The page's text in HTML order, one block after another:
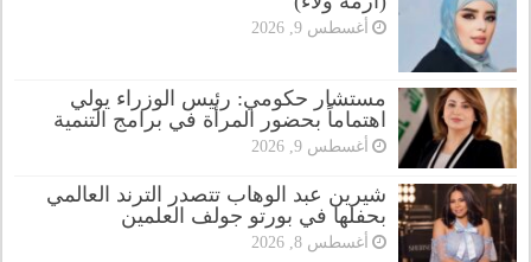
أغسطس 9, 2026
مستشار حكومي: رئيس الوزراء يولي
اهتماماً بحضور المرأة في برامج التنمية
أغسطس 9, 2026
شيرين عبد الوهاب تتصدر الترند العالمي
بحفلها في بورتو جولف العلمين
أغسطس 8, 2026